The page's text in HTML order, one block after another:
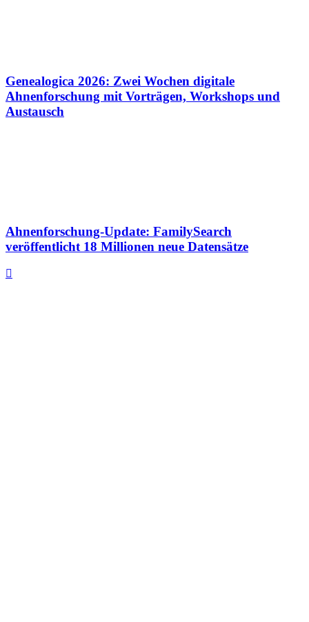
Genealogica 2026: Zwei Wochen digitale
Ahnenforschung mit Vorträgen, Workshops und
Austausch
Ahnenforschung-Update: FamilySearch
veröffentlicht 18 Millionen neue Datensätze